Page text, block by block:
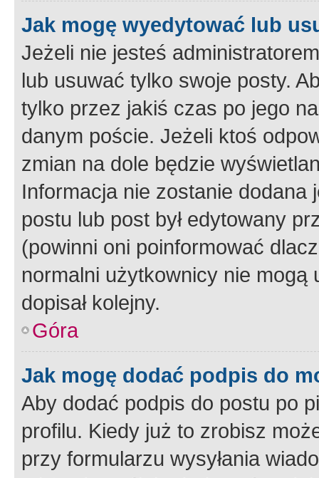
Jak mogę wyedytować lub
Jeżeli nie jesteś
lub usuwać tylko swoje posty.
tylko przez jakiś czas po jego
danym poście. Jeżeli ktoś
zmian na dole będzie
Informacja nie zostanie dodana
postu lub post był edytowany
(powinni oni poinformować
normalni użytkownicy nie
dopisał kolejny.
Góra
Jak mogę dodać podpis do
Aby dodać podpis do postu po
profilu. Kiedy już to zrobisz
przy formularzu wysyłania